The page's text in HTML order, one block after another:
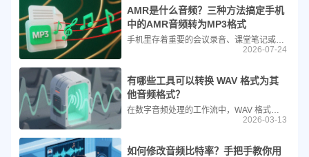
AMR是什么音频？三种方法搞定手机
中的AMR音频转为MP3格式
2026-07-24
有哪些工具可以转换 WAV 格式为其
他音频格式？
2026-03-13
如何修改音频比特率？手把手教你用